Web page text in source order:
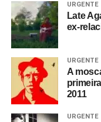
URGENTE
Late
ex-
URGENTE
A
2011
URGENTE